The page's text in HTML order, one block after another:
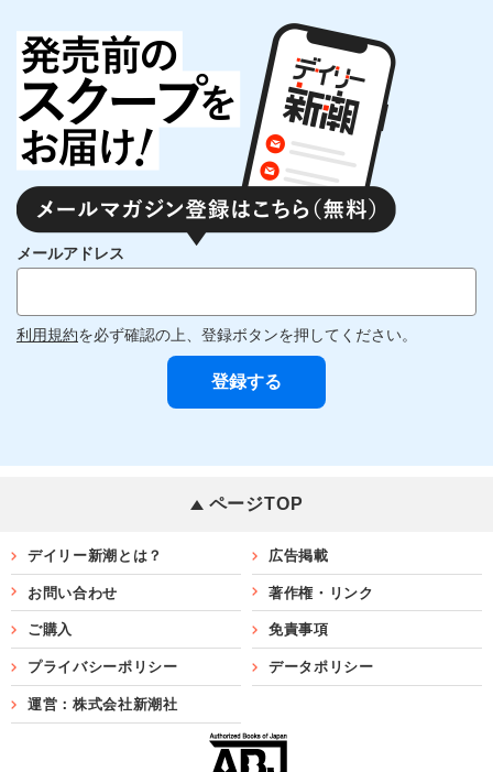
メールアドレス
利用規約を必ず確認の上、登録ボタンを押してください。
ページTOP
デイリー新潮とは？ 広告掲載
お問い合わせ 著作権・リンク
ご購入 免責事項
プライバシーポリシー データポリシー
運営：株式会社新潮社